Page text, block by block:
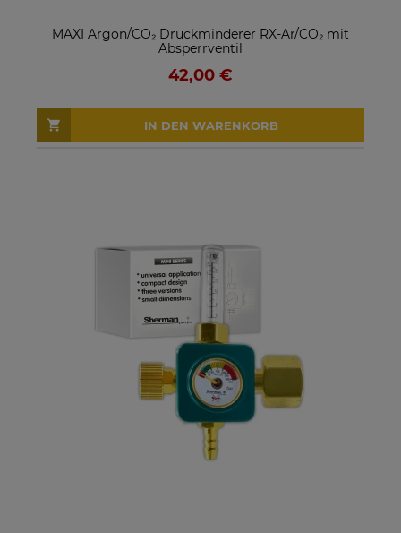
MAXI Argon/CO₂ Druckminderer RX-Ar/CO₂ mit
Absperrventil
42,00 €
IN DEN WARENKORB